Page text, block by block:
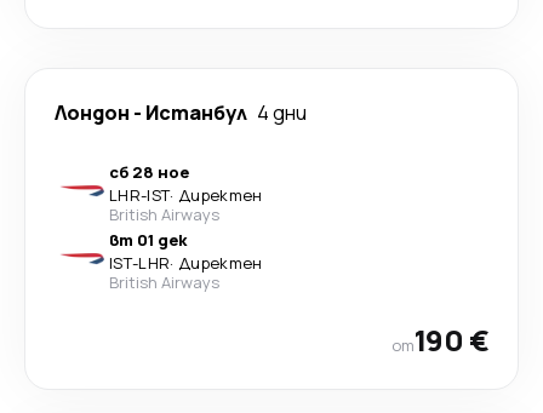
Лондон - Истанбул 4 дни
сб 28 ное
LHR-IST· Директен
British Airways
вт 01 дек
IST-LHR· Директен
British Airways
от190 €